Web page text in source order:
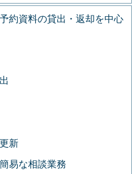
約資料の貸出・返却を中心
新
易な相談業務